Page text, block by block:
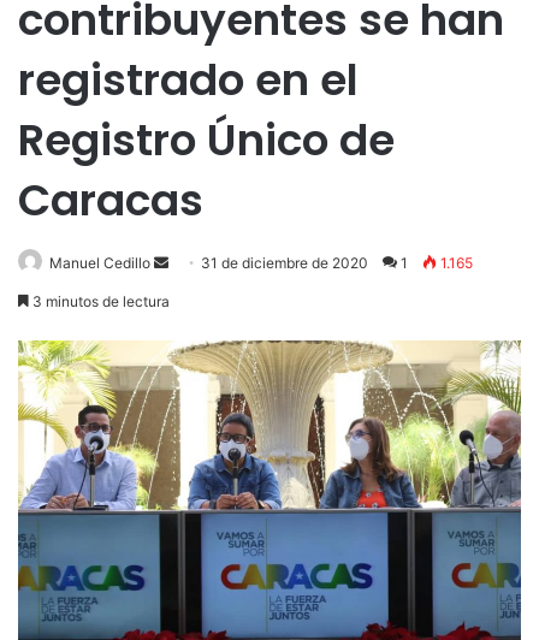
contribuyentes se han
registrado en el
Registro Único de
Caracas
Manuel Cedillo
Send 31 de diciembre de 2020 1 1.165
3 minutos de lectura